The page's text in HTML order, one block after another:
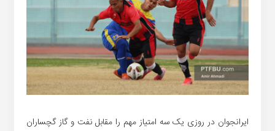
ایرانجوان در روزی یک سه امتیاز مهم را مقابل نفت و گاز گچساران